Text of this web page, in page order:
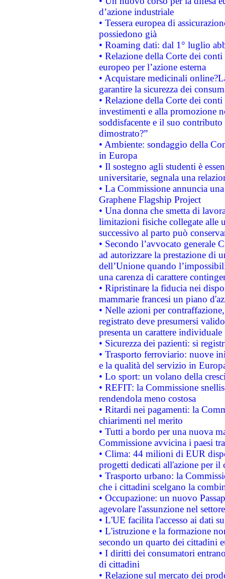
d’azione industriale
• Tessera europea di
possiedono già
• Roaming dati: dal 1° luglio
• Relazione della Corte dei
europeo per l’azione esterna
• Acquistare medicinali
garantire la sicurezza dei
• Relazione della Corte dei
investimenti e alla promozione
soddisfacente e il suo
dimostrato?”
• Ambiente: sondaggio della
in Europa
• Il sostegno agli studenti è
universitarie, segnala una
• La Commissione annuncia
Graphene Flagship Project
• Una donna che smetta di
limitazioni fisiche collegate alle
successivo al parto può
• Secondo l’avvocato
ad autorizzare la prestazione di
dell’Unione quando
una carenza di carattere
• Ripristinare la fiducia nei
mammarie francesi un piano
• Nelle azioni per
registrato deve presumersi
presenta un carattere individuale
• Sicurezza dei pazienti: si
• Trasporto ferroviario: nuove
e la qualità del servizio in
• Lo sport: un volano della
• REFIT: la Commissione
rendendola meno costosa
• Ritardi nei pagamenti: la
chiarimenti nel merito
• Tutti a bordo per una nuova
Commissione avvicina i paesi
• Clima: 44 milioni di EUR
progetti dedicati all'azione per il
• Trasporto urbano: la
che i cittadini scelgano la
• Occupazione: un nuovo
agevolare l'assunzione nel
• L'UE facilita l'accesso ai dati
• L'istruzione e la formazione
secondo un quarto dei cittadini
• I diritti dei consumatori
di cittadini
• Relazione sul mercato dei